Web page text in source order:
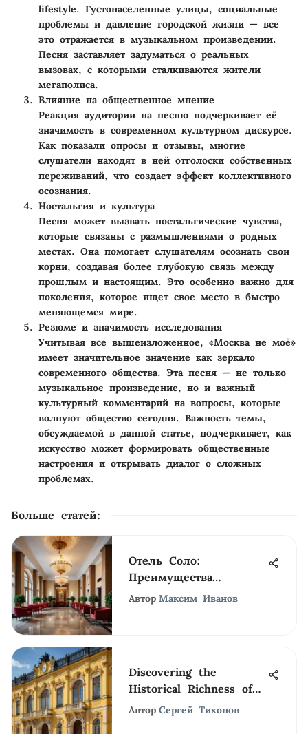
lifestyle. Густонаселенные улицы, социальные
проблемы и давление городской жизни — все
это отражается в музыкальном произведении.
Песня заставляет задуматься о реальных
вызовах, с которыми сталкиваются жители
мегаполиса.
Влияние на общественное мнение
Реакция аудитории на песню подчеркивает её
значимость в современном культурном дискурсе.
Как показали опросы и отзывы, многие
слушатели находят в ней отголоски собственных
переживаний, что создает эффект коллективного
осознания.
Ностальгия и культура
Песня может вызвать ностальгические чувства,
которые связаны с размышлениями о родных
местах. Она помогает слушателям осознать свои
корни, создавая более глубокую связь между
прошлым и настоящим. Это особенно важно для
поколения, которое ищет свое место в быстро
меняющемся мире.
Резюме и значимость исследования
Учитывая все вышеизложенное, «Москва не моё»
имеет значительное значение как зеркало
современного общества. Эта песня — не только
музыкальное произведение, но и важный
культурный комментарий на вопросы, которые
волнуют общество сегодня. Важность темы,
обсуждаемой в данной статье, подчеркивает, как
искусство может формировать общественные
настроения и открывать диалог о сложных
проблемах.
Больше статей:
Отель Соло:
Преимущества
Проживания в Санкт-
Автор Максим Иванов
Discovering the
Historical Richness of
Schönbrunn Palace
Автор Сергей Тихонов